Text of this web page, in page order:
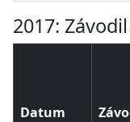
2017:
Datum